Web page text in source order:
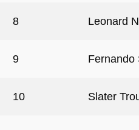
8 Leonard
9 Fernando
10 Slater